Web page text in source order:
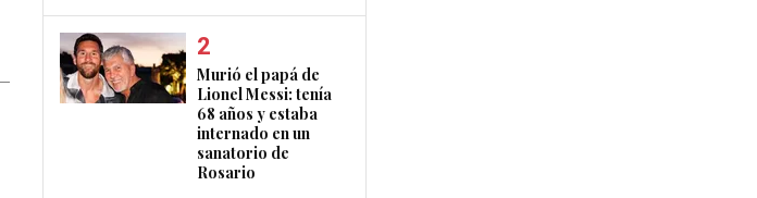
Murió el papá de
Lionel Messi: tenía
68 años y estaba
internado en un
sanatorio de
Rosario